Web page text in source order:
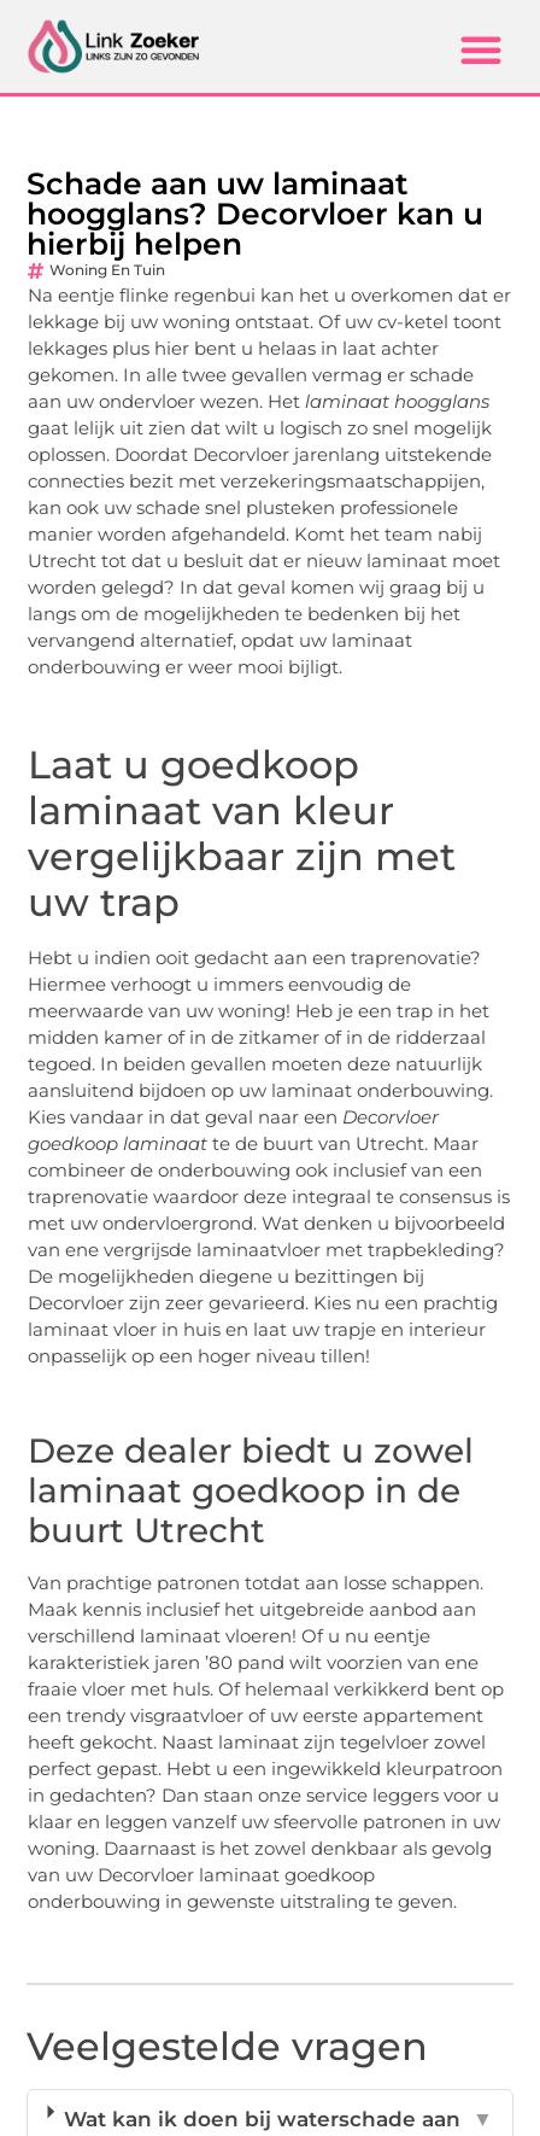
Schade aan uw laminaat
hoogglans? Decorvloer kan u
hierbij helpen
Woning En Tuin
Na eentje flinke regenbui kan het u overkomen dat er
lekkage bij uw woning ontstaat. Of uw cv-ketel toont
lekkages plus hier bent u helaas in laat achter
gekomen. In alle twee gevallen vermag er schade
aan uw ondervloer wezen. Hetlaminaat hoogglans
gaat lelijk uit zien dat wilt u logisch zo snel mogelijk
oplossen. Doordat Decorvloer jarenlang uitstekende
connecties bezit met verzekeringsmaatschappijen,
kan ook uw schade snel plusteken professionele
manier worden afgehandeld. Komt het team nabij
Utrecht tot dat u besluit dat er nieuw laminaat moet
worden gelegd? In dat geval komen wij graag bij u
langs om de mogelijkheden te bedenken bij het
vervangend alternatief, opdat uw laminaat
onderbouwing er weer mooi bijligt.
Laat u goedkoop
laminaat van kleur
vergelijkbaar zijn met
uw trap
Hebt u indien ooit gedacht aan een traprenovatie?
Hiermee verhoogt u immers eenvoudig de
meerwaarde van uw woning! Heb je een trap in het
midden kamer of in de zitkamer of in de ridderzaal
tegoed. In beiden gevallen moeten deze natuurlijk
aansluitend bijdoen op uw laminaat onderbouwing.
Kies vandaar in dat geval naar een Decorvloer
goedkoop laminaat te de buurt van Utrecht. Maar
combineer de onderbouwing ook inclusief van een
traprenovatie waardoor deze integraal te consensus is
met uw ondervloergrond. Wat denken u bijvoorbeeld
van ene vergrijsde laminaatvloer met trapbekleding?
De mogelijkheden diegene u bezittingen bij
Decorvloer zijn zeer gevarieerd. Kies nu een prachtig
laminaat vloer in huis en laat uw trapje en interieur
onpasselijk op een hoger niveau tillen!
Deze dealer biedt u zowel
laminaat goedkoop in de
buurt Utrecht
Van prachtige patronen totdat aan losse schappen.
Maak kennis inclusief het uitgebreide aanbod aan
verschillend laminaat vloeren! Of u nu eentje
karakteristiek jaren ’80 pand wilt voorzien van ene
fraaie vloer met huls. Of helemaal verkikkerd bent op
een trendy visgraatvloer of uw eerste appartement
heeft gekocht. Naast laminaat zijn tegelvloer zowel
perfect gepast. Hebt u een ingewikkeld kleurpatroon
in gedachten? Dan staan onze service leggers voor u
klaar en leggen vanzelf uw sfeervolle patronen in uw
woning. Daarnaast is het zowel denkbaar als gevolg
van uw Decorvloer laminaat goedkoop
onderbouwing in gewenste uitstraling te geven.
Veelgestelde vragen
Wat kan ik doen bij waterschade aan
▼